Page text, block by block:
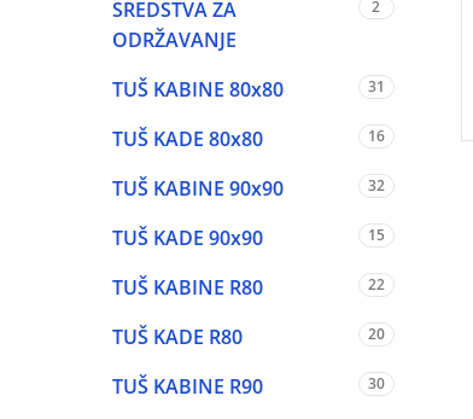
SREDSTVA ZA
ODRŽAVANJE
2
TUŠ KABINE 80x80 31
TUŠ KADE 80x80 16
TUŠ KABINE 90x90 32
TUŠ KADE 90x90 15
TUŠ KABINE R80 22
TUŠ KADE R80 20
TUŠ KABINE R90 30